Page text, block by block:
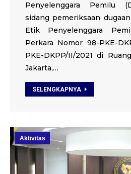
Penyelenggara Pemilu
sidang pemeriksaan
Etik Penyelenggara
Perkara Nomor 98-PKE-
PKE-DKPP/II/2021 di
Jakarta,…
SELENGKAPNYA
Aktivitas